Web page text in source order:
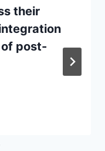
their
post-